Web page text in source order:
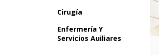
Cirugía
Enfermería Y
Servicios Auiliares